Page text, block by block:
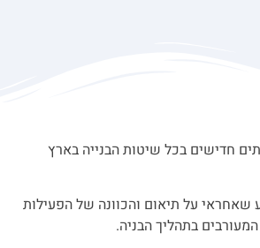
חדישים בכל שיטות הבנייה בארץ
שאחראי על תיאום והכוונה של הפעילות
בתהליך הבניה.